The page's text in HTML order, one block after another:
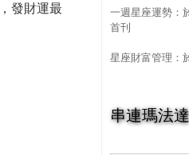
發財運最
一週星座運勢：
首刊
星座財富管理：
串連瑪法達